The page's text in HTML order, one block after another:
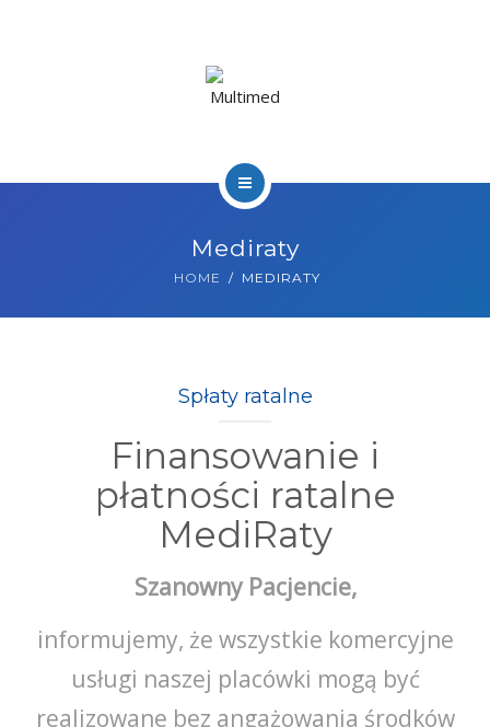
ZAMÓW WIZYTĘ
DLA PACJENTA
ZAMÓW WIZYTĘ
Mediraty
HOME MEDIRATY
Spłaty ratalne
Finansowanie i
płatności ratalne
MediRaty
Szanowny Pacjencie,
informujemy, że wszystkie komercyjne
usługi naszej placówki mogą być
realizowane bez angażowania środków